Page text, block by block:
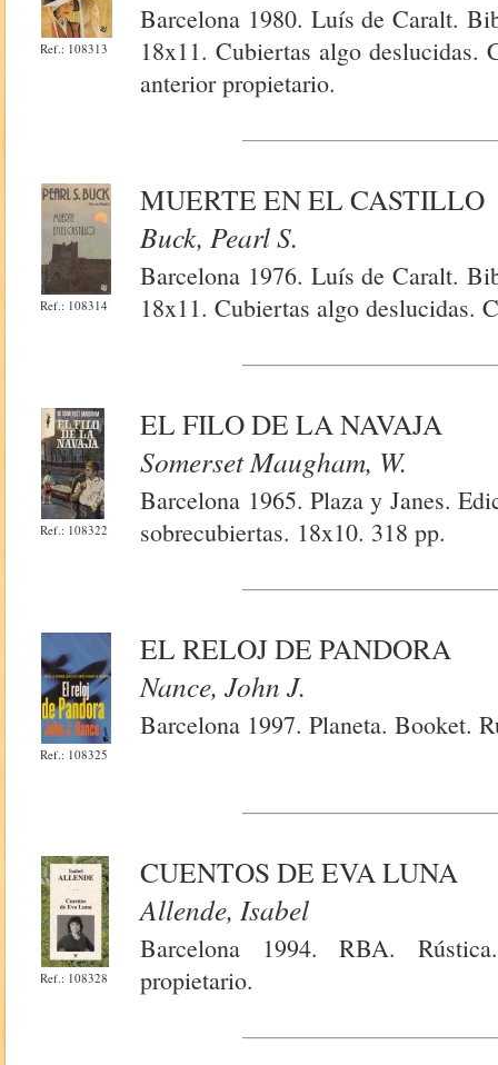
Ref.: 108313
Barcelona 1980. Luís de Caralt.
18x11. Cubiertas algo deslucidas.
anterior propietario.
Ref.: 108314
MUERTE EN EL CASTILLO
Buck, Pearl S.
Barcelona 1976. Luís de Caralt.
18x11. Cubiertas algo deslucidas.
Ref.: 108322
EL FILO DE LA NAVAJA
Somerset Maugham, W.
Barcelona 1965. Plaza y Janes.
sobrecubiertas. 18x10. 318 pp.
Ref.: 108325
EL RELOJ DE PANDORA
Nance, John J.
Barcelona 1997. Planeta. Booket.
Ref.: 108328
CUENTOS DE EVA LUNA
Allende, Isabel
Barcelona 1994. RBA.
propietario.